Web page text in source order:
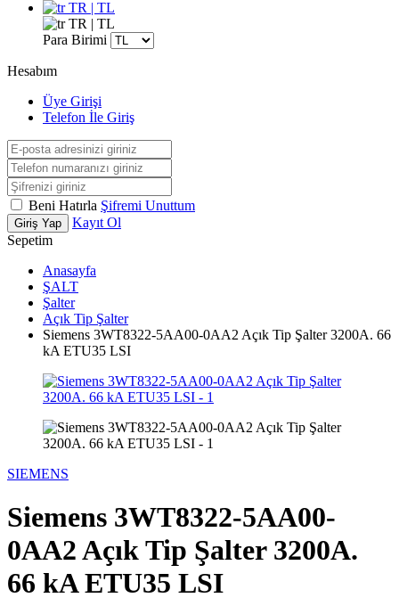
TR | TL
TR | TL
Para Birimi
Hesabım
Üye Girişi
Telefon İle Giriş
Beni Hatırla Şifremi Unuttum
Giriş Yap
Kayıt Ol
Sepetim
Anasayfa
ŞALT
Şalter
Açık Tip Şalter
Siemens 3WT8322-5AA00-0AA2 Açık Tip Şalter 3200A. 66
kA ETU35 LSI
SIEMENS
Siemens 3WT8322-5AA00-
0AA2 Açık Tip Şalter 3200A.
66 kA ETU35 LSI